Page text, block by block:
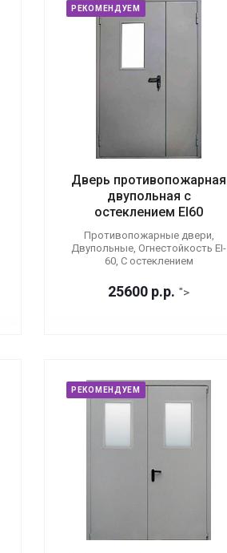
РЕКОМЕНДУЕМ
Дверь противопожарная
двупольная с
остеклением EI60
Противопожарные двери,
Двупольные, Огнестойкость EI-
60, С остеклением
25600 р.р. ">
РЕКОМЕНДУЕМ